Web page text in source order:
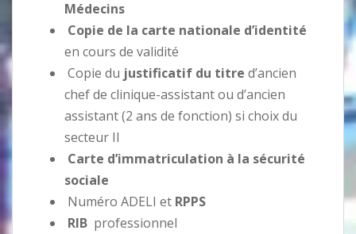
Médecins
Copie de la carte nationale d’identité
en cours de validité
Copie du justificatif du titre d’ancien
chef de clinique-assistant ou d’ancien
assistant (2 ans de fonction) si choix du
secteur II
Carte d’immatriculation à la sécurité
sociale
Numéro ADELI et RPPS
RIB professionnel